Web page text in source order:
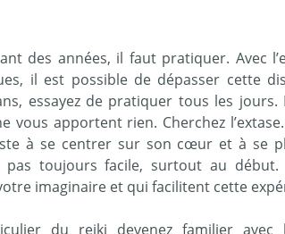
des années, il faut pratiquer. Avec
il est possible de dépasser cette
essayez de pratiquer tous les jours.
vous apportent rien. Cherchez
à se centrer sur son cœur et à se
pas toujours facile, surtout au début.
imaginaire et qui facilitent cette
du reiki devenez familier avec